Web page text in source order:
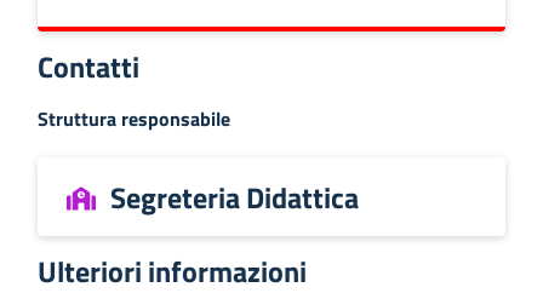
Contatti
Struttura responsabile
Segreteria Didattica
Ulteriori informazioni